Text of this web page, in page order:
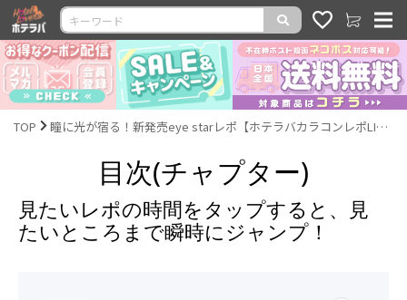
TOP 瞳に光が宿る！新発売eye starレポ【ホテラバカラコンレポLIVE】
目次(チャプター)
見たいレポの時間をタップすると、見
たいところまで瞬時にジャンプ！